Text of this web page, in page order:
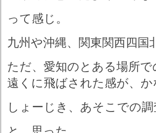
って感じ。
九州や沖縄、関東関西四
ただ、愛知のとある場所
遠くに飛ばされた感が、
しょーじき、あそこでの